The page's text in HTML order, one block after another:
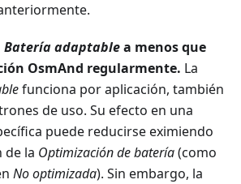
Batería adaptablea menos que
OsmAnd regularmente. La
funciona por aplicación, también
de uso. Su efecto en una
puede reducirse eximiendo
de la Optimización de batería(como
No optimizada). Sin embargo, la